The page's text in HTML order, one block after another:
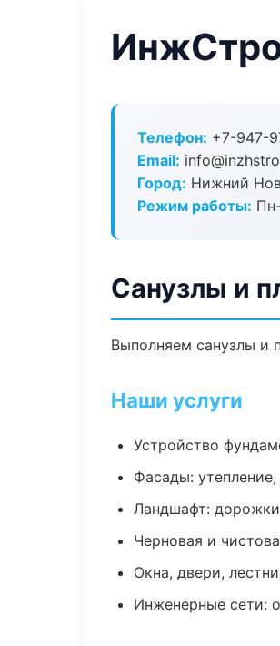
Телефон: +7-947-
Email:
Город: Нижний
Режим работы:
Санузлы и
Выполняем санузлы и
Наши услуги
Устройство
Фасады:
Ландшафт:
Черновая и
Окна, двери,
Инженерные сети: